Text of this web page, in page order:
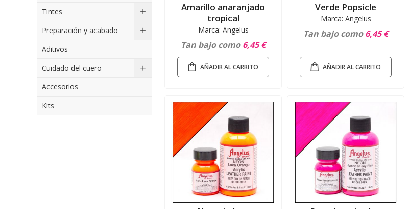
Amarillo anaranjado
tropical
Marca: Angelus
Tan bajo como 6,45 €
AÑADIR AL CARRITO
Verde Popsicle
Marca: Angelus
Tan bajo como 6,45 €
AÑADIR AL CARRITO
Tintes
Preparación y acabado
Aditivos
Cuidado del cuero
Accesorios
Kits